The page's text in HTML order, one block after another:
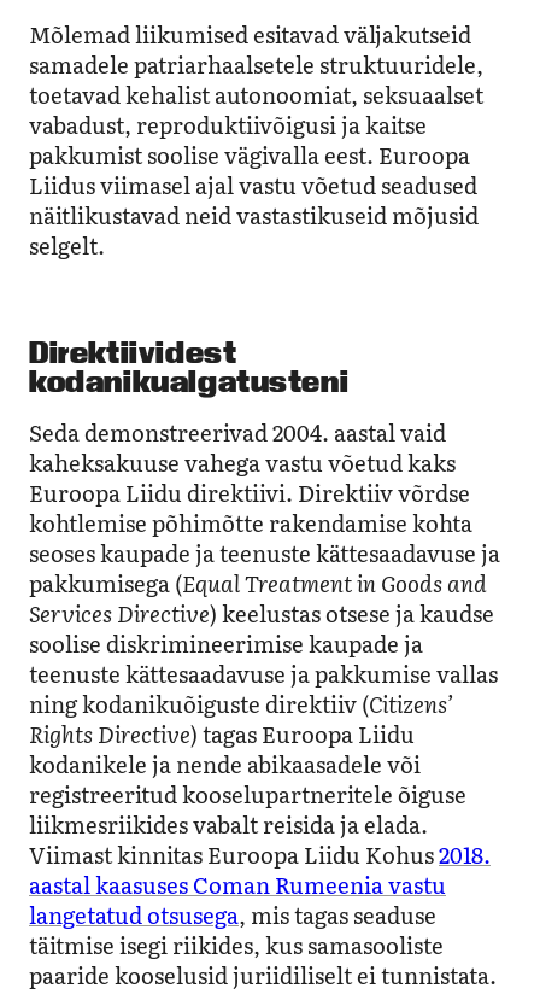
Mõlemad liikumised esitavad väljakutseid
samadele patriarhaalsetele struktuuridele,
toetavad kehalist autonoomiat, seksuaalset
vabadust, reproduktiivõigusi ja kaitse
pakkumist soolise vägivalla eest. Euroopa
Liidus viimasel ajal vastu võetud seadused
näitlikustavad neid vastastikuseid mõjusid
selgelt.
Direktiividest
kodanikualgatusteni
Seda demonstreerivad 2004. aastal vaid
kaheksakuuse vahega vastu võetud kaks
Euroopa Liidu direktiivi. Direktiiv võrdse
kohtlemise põhimõtte rakendamise kohta
seoses kaupade ja teenuste kättesaadavuse ja
pakkumisega (Equal Treatment in Goods and
Services Directive) keelustas otsese ja kaudse
soolise diskrimineerimise kaupade ja
teenuste kättesaadavuse ja pakkumise vallas
ning kodanikuõiguste direktiiv (Citizens’
Rights Directive) tagas Euroopa Liidu
kodanikele ja nende abikaasadele või
registreeritud kooselupartneritele õiguse
liikmesriikides vabalt reisida ja elada.
Viimast kinnitas Euroopa Liidu Kohus2018.
aastal kaasuses Coman Rumeenia vastu
langetatud otsusega, mis tagas seaduse
täitmise isegi riikides, kus samasooliste
paaride kooselusid juriidiliselt ei tunnistata.